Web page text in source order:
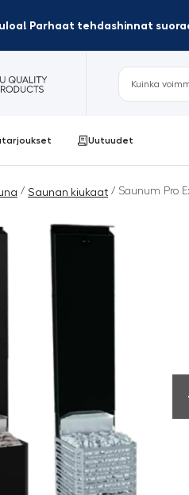
Parhaat tehdashinnat
Uutuudet
/ Saunan kiukaat / Saunum Pro